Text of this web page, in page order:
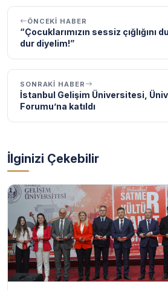
ÖNCEKI HABER
“Çocuklarımızın sessiz çığlığını
dur diyelim!”
SONRAKI HABER
İstanbul Gelişim Üniversitesi,
Forumu’na katıldı
İlginizi Çekebilir